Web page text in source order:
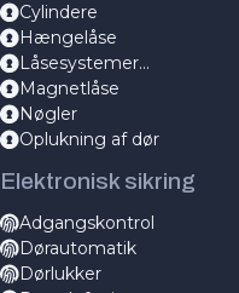
Cylindere
Hængelåse
Låsesystemer
mekanisk
Magnetlåse
Nøgler
Oplukning af dør
Elektronisk sikring
Adgangskontrol
Dørautomatik
Dørlukker